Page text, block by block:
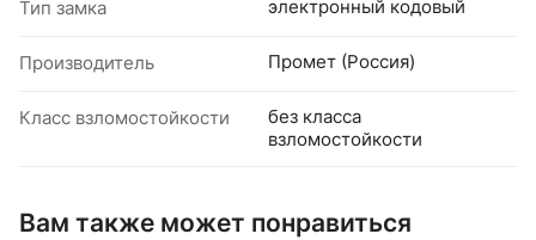
Тип замка электронный кодовый
Производитель Промет (Россия)
Класс взломостойкости
без класса
взломостойкости
Вам также может понравиться